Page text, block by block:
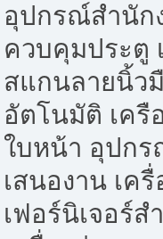
อุปกรณ์สำนัก
ควบคุมประตู
สแกนลายนิ้ว
อัตโนมัติ เครื
ใบหน้า อุปก
เสนองาน เค
เฟอร์นิเจอร์ส